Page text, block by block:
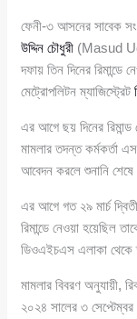
ফেনী-৩ আসনের সাবেক
উদ্দিন চৌধুরী (Masud
দফায় তিন দিনের রিমান্ডে
মেট্রোপলিটন ম্যাজিস্ট্রেট
এর আগে ছয় দিনের রিমান্ড
মামলার তদন্ত কর্মকর্তা
আবেদন করলে শুনানি শেষে
এর আগে গত ২৯ মার্চ
রিমান্ডে নেওয়া হয়েছিল
ডিওএইচএস এলাকা থেকে
মামলার বিবরণ অনুযায়ী,
২০২৪ সালের ৩ সেপ্টেম্বর